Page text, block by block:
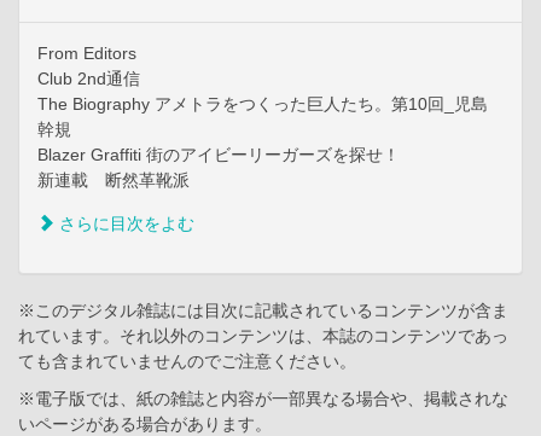
From Editors
Club 2nd通信
The Biography アメトラをつくった巨人たち。第10回_児島
幹規
Blazer Graffiti 街のアイビーリーガーズを探せ！
新連載 断然革靴派
さらに目次をよむ
※このデジタル雑誌には目次に記載されているコンテンツが含ま
れています。それ以外のコンテンツは、本誌のコンテンツであっ
ても含まれていませんのでご注意ください。
※電子版では、紙の雑誌と内容が一部異なる場合や、掲載されな
いページがある場合があります。